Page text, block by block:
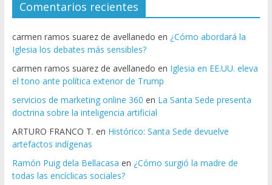
Comentarios recientes
carmen ramos suarez de avellanedo en ¿Cómo abordará la
Iglesia los debates más sensibles?
carmen ramos suarez de avellanedo en Iglesia en EE.UU. eleva
el tono ante política exterior de Trump
servicios de marketing online 360 en La Santa Sede presenta
doctrina sobre la inteligencia artificial
ARTURO FRANCO T. en Histórico: Santa Sede devuelve
artefactos indígenas
Ramón Puig dela Bellacasa en ¿Cómo surgió la madre de
todas las encíclicas sociales?